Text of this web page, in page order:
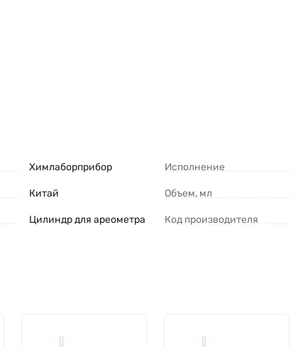
Химлаборприбор
Китай
Цилиндр для ареометра
Исполнение
Объем, мл
Код производителя